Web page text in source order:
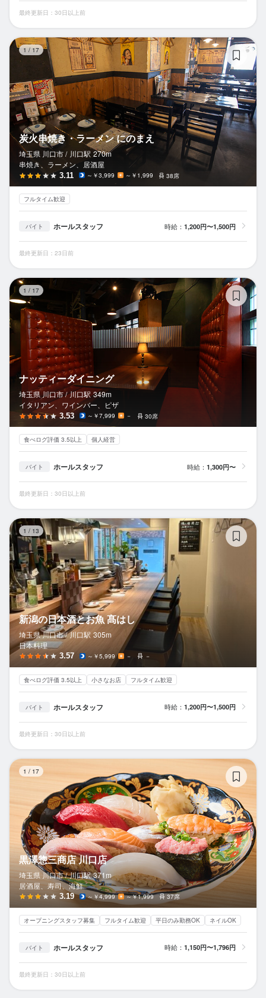
最終更新日：30日以上前
1 / 17
炭火串焼き・ラーメン にのまえ
埼玉県 川口市 / 川口駅 270m
串焼き、ラーメン、居酒屋
3.11 ～￥3,999 ～￥1,999 38席
フルタイム歓迎
バイト ホールスタッフ 時給： 1,200円〜1,500円
最終更新日：23日前
1 / 17
ナッティーダイニング
埼玉県 川口市 / 川口駅 349m
イタリアン、ワインバー、ピザ
3.53 ～￥7,999 － 30席
食べログ評価 3.5以上 個人経営
バイト ホールスタッフ 時給： 1,300円〜
最終更新日：30日以上前
1 / 13
新潟の日本酒とお魚 髙はし
埼玉県 川口市 / 川口駅 305m
日本料理
3.57 ～￥5,999 － －
食べログ評価 3.5以上 小さなお店 フルタイム歓迎
バイト ホールスタッフ 時給： 1,200円〜1,500円
最終更新日：30日以上前
1 / 17
黒澤惣三商店 川口店
埼玉県 川口市 / 川口駅 371m
居酒屋、寿司、海鮮
3.19 ～￥4,999 ～￥1,999 37席
オープニングスタッフ募集 フルタイム歓迎 平日のみ勤務OK ネイルOK
バイト ホールスタッフ 時給： 1,150円〜1,796円
最終更新日：30日以上前